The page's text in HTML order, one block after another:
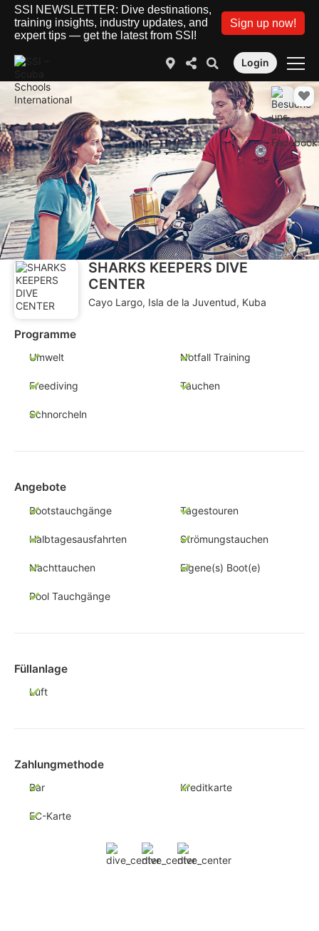
SSI NEWSLETTER: Dive destinations,
training insights, industry updates, and
expert tips — get the latest from SSI!
Sign up now!
Login
SHARKS KEEPERS DIVE
CENTER
Cayo Largo, Isla de la Juventud, Kuba
Programme
Umwelt Notfall Training
Freediving Tauchen
Schnorcheln
Angebote
Bootstauchgänge Tagestouren
Halbtagesausfahrten Strömungstauchen
Nachttauchen Eigene(s) Boot(e)
Pool Tauchgänge
Füllanlage
Luft
Zahlungmethode
Bar Kreditkarte
EC-Karte